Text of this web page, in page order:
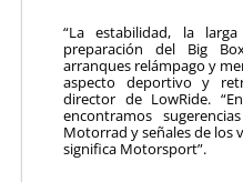
“La estabilidad, la
preparación del Big
arranques relámpago y
aspecto deportivo y
director de LowRide.
encontramos
Motorrad y señales de los
significa Motorsport”.